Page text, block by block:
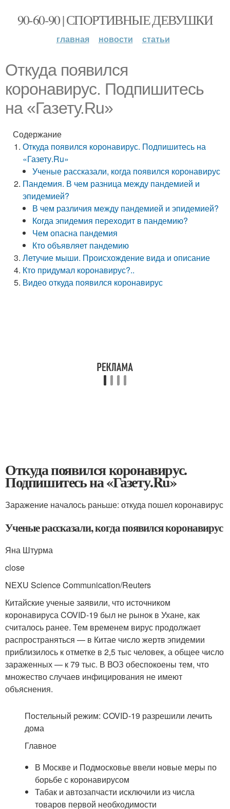
90-60-90 | СПОРТИВНЫЕ ДЕВУШКИ
главная новости статьи
Откуда появился
коронавирус. Подпишитесь
на «Газету.Ru»
Содержание
Откуда появился коронавирус. Подпишитесь на
«Газету.Ru»
Ученые рассказали, когда появился коронавирус
Пандемия. В чем разница между пандемией и
эпидемией?
В чем различия между пандемией и эпидемией?
Когда эпидемия переходит в пандемию?
Чем опасна пандемия
Кто объявляет пандемию
Летучие мыши. Происхождение вида и описание
Кто придумал коронавирус?..
Видео откуда появился коронавирус
Откуда появился коронавирус.
Подпишитесь на «Газету.Ru»
Заражение началось раньше: откуда пошел коронавирус
Ученые рассказали, когда появился коронавирус
Яна Штурма
close
NEXU Science Communication/Reuters
Китайские ученые заявили, что источником
коронавируса COVID-19 был не рынок в Ухане, как
считалось ранее. Тем временем вирус продолжает
распространяться — в Китае число жертв эпидемии
приблизилось к отметке в 2,5 тыс человек, а общее число
зараженных — к 79 тыс. В ВОЗ обеспокоены тем, что
множество случаев инфицирования не имеют
объяснения.
Постельный режим: COVID-19 разрешили лечить
дома
Главное
В Москве и Подмосковье ввели новые меры по
борьбе с коронавирусом
Табак и автозапчасти исключили из числа
товаров первой необходимости